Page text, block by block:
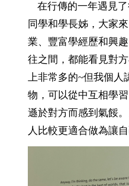
在行傳的一年遇見
同學和學長姊，大家
業、豐富學經歷和興
往之間，都能看見對
上非常多的~但我個人
物，可以從中互相學
遜於對方而感到氣餒
人比較更適合做為讓